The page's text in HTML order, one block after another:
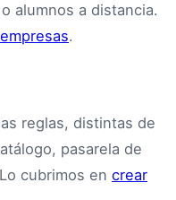
alumnos a distancia.
.
reglas, distintas de
pasarela de
cubrimos en crear